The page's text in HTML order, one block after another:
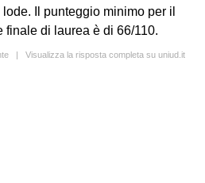
Il punteggio minimo per il
finale di laurea è di 66/110.
| Visualizza la risposta completa su uniud.it